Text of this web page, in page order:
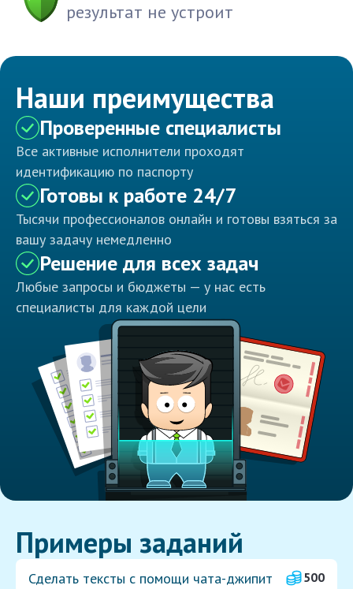
результат не устроит
Наши преимущества
Проверенные специалисты
Все активные исполнители проходят
идентификацию по паспорту
Готовы к работе 24/7
Тысячи профессионалов онлайн и готовы взяться за
вашу задачу немедленно
Решение для всех задач
Любые запросы и бюджеты — у нас есть
специалисты для каждой цели
Примеры заданий
Сделать тексты с помощи чата-джипит
500